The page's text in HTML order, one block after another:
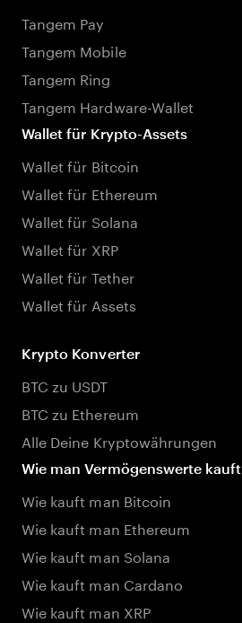
Tangem Pay
Tangem Mobile
Tangem Ring
Tangem Hardware-Wallet
Wallet für Krypto-Assets
Wallet für Bitcoin
Wallet für Ethereum
Wallet für Solana
Wallet für XRP
Wallet für Tether
Wallet für Assets
Krypto Konverter
BTC zu USDT
BTC zu Ethereum
Alle Deine Kryptowährungen
Wie man Vermögenswerte kauft
Wie kauft man Bitcoin
Wie kauft man Ethereum
Wie kauft man Solana
Wie kauft man Cardano
Wie kauft man XRP